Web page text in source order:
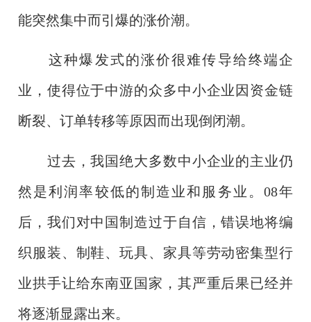
能突然集中而引爆的涨价潮。
这种爆发式的涨价很难传导给终端企
业，使得位于中游的众多中小企业因资金链
断裂、订单转移等原因而出现倒闭潮。
过去，我国绝大多数中小企业的主业仍
然是利润率较低的制造业和服务业。08年
后，我们对中国制造过于自信，错误地将编
织服装、制鞋、玩具、家具等劳动密集型行
业拱手让给东南亚国家，其严重后果已经并
将逐渐显露出来。